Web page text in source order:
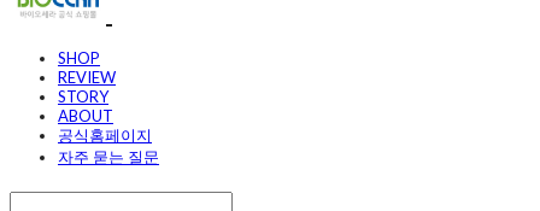
SHOP
REVIEW
STORY
ABOUT
공식홈페이지
자주 묻는 질문